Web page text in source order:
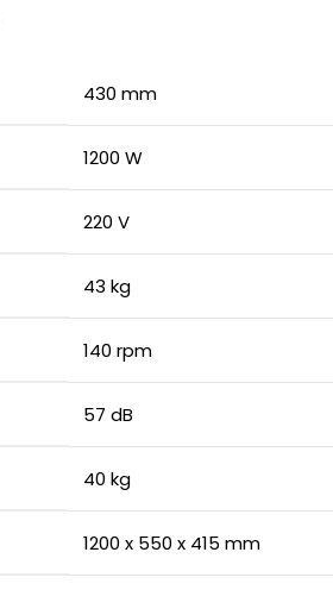
430 mm
1200 W
220 V
43 kg
140 rpm
57 dB
40 kg
1200 x 550 x 415 mm